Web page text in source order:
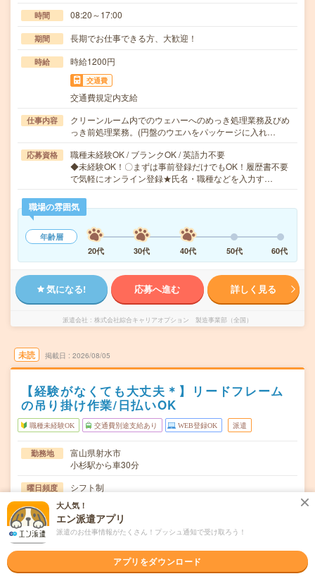
時間 08:20～17:00
期間 長期でお仕事できる方、大歓迎！
時給 時給1200円
交通費
交通費規定内支給
仕事内容
クリーンルーム内でのウェハーへのめっき処理業務及びめ
っき前処理業務。(円盤のウエハをパッケージに入れ…
応募資格
職種未経験OK / ブランクOK / 英語力不要
◆未経験OK！〇まずは事前登録だけでもOK！履歴書不要
で気軽にオンライン登録★氏名・職種などを入力す…
職場の雰囲気
年齢層
20代
30代 40代 50代 60代
気になる! 応募へ進む 詳しく見る
派遣会社 株式会社綜合キャリアオプション 製造事業部（全国）
未読 掲載日 2026/08/05
【経験がなくても大丈夫＊】リードフレーム
の吊り掛け作業/日払いOK
職種未経験OK 交通費別途支給あり WEB登録OK 派遣
勤務地
富山県射水市
小杉駅から車30分
曜日頻度 シフト制
時間 08:20～17:00
期間 長期でお仕事できる方、大歓迎！
時給1200円
交通費
大人気！
エン派遣アプリ
派遣のお仕事情報がたくさん！プッシュ通知で受け取ろう！
アプリをダウンロード